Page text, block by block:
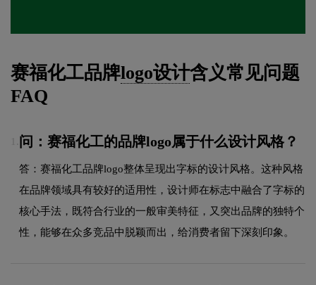
赛福化工品牌logo设计含义常见问题
FAQ
问：赛福化工的品牌logo属于什么设计风格？
答：赛福化工品牌logo整体呈现出字标的设计风格。这种风格
在品牌领域具有较好的适用性，设计师在标志中融合了字标的
核心手法，既符合行业的一般审美特征，又突出品牌的独特个
性，能够在众多竞品中脱颖而出，给消费者留下深刻印象。